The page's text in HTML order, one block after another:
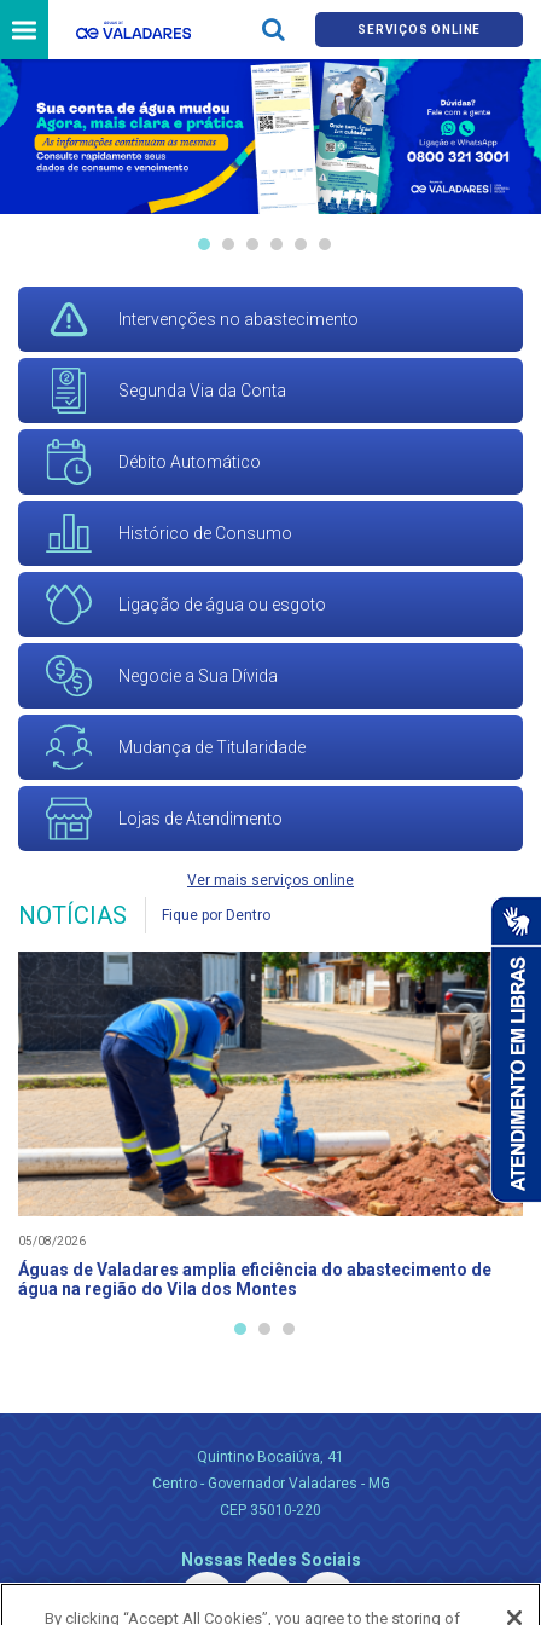
SERVIÇOS ONLINE
Intervenções no abastecimento
Segunda Via da Conta
Débito Automático
Histórico de Consumo
Ligação de água ou esgoto
Negocie a Sua Dívida
Mudança de Titularidade
Lojas de Atendimento
Ver mais serviços online
NOTÍCIAS Fique por Dentro
05/08/2026
Águas de Valadares amplia eficiência do abastecimento de
água na região do Vila dos Montes
Quintino Bocaiúva, 41
Centro - Governador Valadares - MG
CEP 35010-220
Nossas Redes Sociais
By clicking “Accept All Cookies”, you agree to the storing of